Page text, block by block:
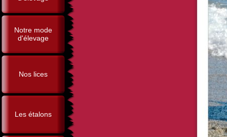
Notre mode
d'élevage
Nos lices
Les étalons